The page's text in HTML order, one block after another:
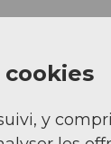
cookies
y